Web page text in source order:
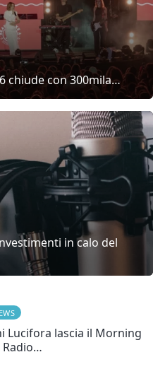
chiude con 300mila…
in calo del
Lucifora lascia il Morning
Radio…